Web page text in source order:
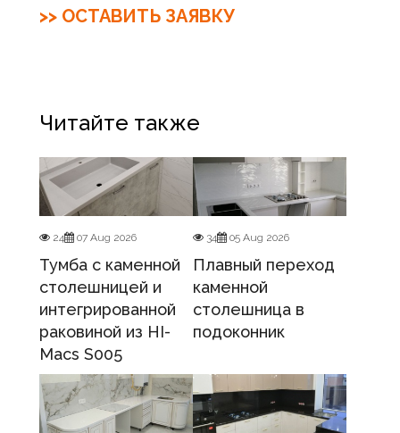
>> ОСТАВИТЬ ЗАЯВКУ
Читайте также
24 07 Aug 2026
Тумба с каменной
столешницей и
интегрированной
раковиной из HI-
Macs S005
34 05 Aug 2026
Плавный переход
каменной
столешница в
подоконник